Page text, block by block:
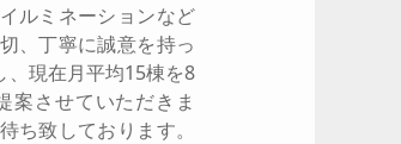
ルミネーションなど
、丁寧に誠意を持っ
、現在月平均15棟を8
案させていただきま
ち致しております。